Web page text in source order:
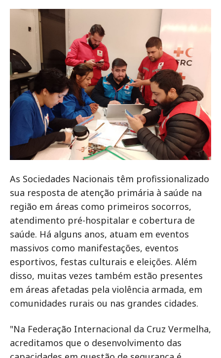
As Sociedades Nacionais têm profissionalizado
sua resposta de atenção primária à saúde na
região em áreas como primeiros socorros,
atendimento pré-hospitalar e cobertura de
saúde. Há alguns anos, atuam em eventos
massivos como manifestações, eventos
esportivos, festas culturais e eleições. Além
disso, muitas vezes também estão presentes
em áreas afetadas pela violência armada, em
comunidades rurais ou nas grandes cidades.
"Na Federação Internacional da Cruz Vermelha,
acreditamos que o desenvolvimento das